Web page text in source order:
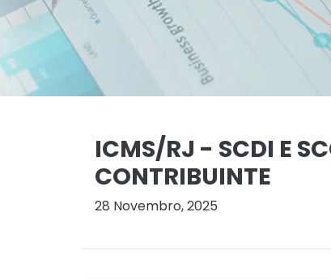
ICMS/RJ - SCDI E
CONTRIBUINTE
28 Novembro, 2025